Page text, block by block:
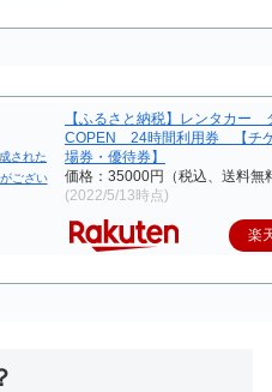
【ふるさと納税】レンタカー
COPEN 24時間利用券 【チ
場券・優待券】
価格：35000円（税込、送料無
(2022/5/13時点)
楽